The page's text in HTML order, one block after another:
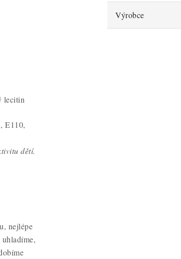
lecitin
E110,
dětí.
nejlépe
Výrobce